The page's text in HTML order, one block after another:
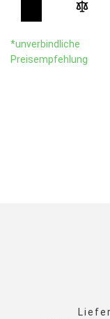
*unverbindliche
Preisempfehlung